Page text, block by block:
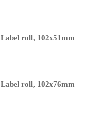
Label roll, 102x51mm
Label roll, 102x76mm